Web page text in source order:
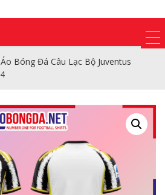
Áo Bóng Đá Câu Lạc Bộ Juventus